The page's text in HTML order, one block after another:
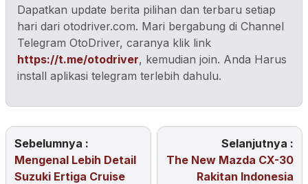
Dapatkan update berita pilihan dan terbaru setiap
hari dari otodriver.com. Mari bergabung di Channel
Telegram OtoDriver, caranya klik link
https://t.me/otodriver, kemudian join. Anda Harus
install aplikasi telegram terlebih dahulu.
Sebelumnya :
Mengenal Lebih Detail
Suzuki Ertiga Cruise
Selanjutnya :
The New Mazda CX-30
Rakitan Indonesia